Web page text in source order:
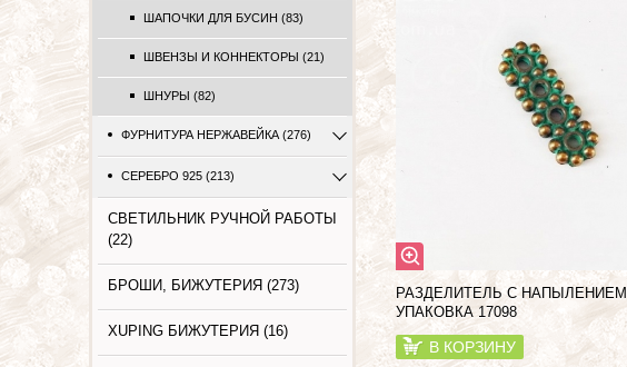
ШАПОЧКИ ДЛЯ БУСИН (83)
ШВЕНЗЫ И КОННЕКТОРЫ (21)
ШНУРЫ (82)
ФУРНИТУРА НЕРЖАВЕЙКА (276)
СЕРЕБРО 925 (213)
СВЕТИЛЬНИК РУЧНОЙ РАБОТЫ
(22)
БРОШИ, БИЖУТЕРИЯ (273)
XUPING БИЖУТЕРИЯ (16)
РАЗДЕЛИТЕЛЬ С НАПЫЛЕНИЕМ,
УПАКОВКА 17098
В КОРЗИНУ